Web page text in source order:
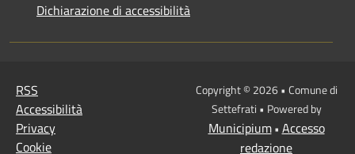
Dichiarazione di accessibilità
RSS
Accessibilità
Privacy
Cookie
Copyright © 2026 • Comune di
Settefrati • Powered by
Municipium• Accesso
redazione